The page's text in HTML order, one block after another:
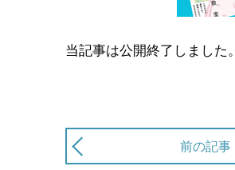
当記事は公開終了しました。
前の記事